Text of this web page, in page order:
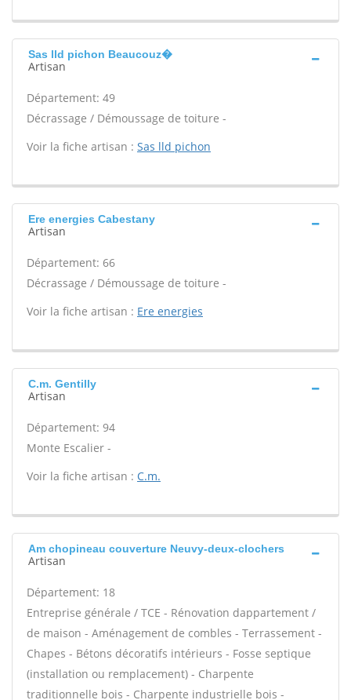
Sas lld pichon Beaucouz�
Artisan
Département: 49
Décrassage / Démoussage de toiture -
Voir la fiche artisan : Sas lld pichon
Ere energies Cabestany
Artisan
Département: 66
Décrassage / Démoussage de toiture -
Voir la fiche artisan : Ere energies
C.m. Gentilly
Artisan
Département: 94
Monte Escalier -
Voir la fiche artisan : C.m.
Am chopineau couverture Neuvy-deux-clochers
Artisan
Département: 18
Entreprise générale / TCE - Rénovation dappartement /
de maison - Aménagement de combles - Terrassement -
Chapes - Bétons décoratifs intérieurs - Fosse septique
(installation ou remplacement) - Charpente
traditionnelle bois - Charpente industrielle bois -